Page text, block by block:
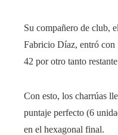
Su compañero de club,
Fabricio Díaz, entró con
42 por otro tanto
Con esto, los charrúas
puntaje perfecto (6
en el hexagonal final.